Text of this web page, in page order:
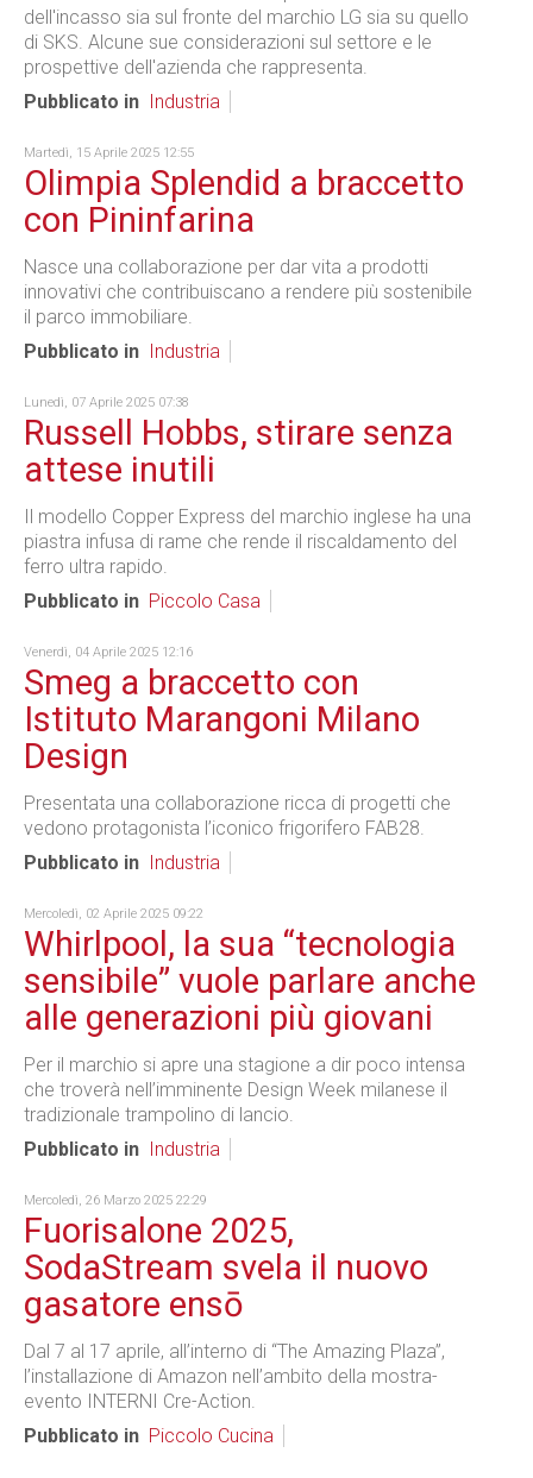
dell'incasso sia sul fronte del marchio LG sia su quello
di SKS. Alcune sue considerazioni sul settore e le
prospettive dell'azienda che rappresenta.
Pubblicato in
Industria
Martedì, 15 Aprile 2025 12:55
Olimpia Splendid a braccetto
con Pininfarina
Nasce una collaborazione per dar vita a prodotti
innovativi che contribuiscano a rendere più sostenibile
il parco immobiliare.
Pubblicato in
Industria
Lunedì, 07 Aprile 2025 07:38
Russell Hobbs, stirare senza
attese inutili
Il modello Copper Express del marchio inglese ha una
piastra infusa di rame che rende il riscaldamento del
ferro ultra rapido.
Pubblicato in Piccolo Casa
Venerdì, 04 Aprile 2025 12:16
Smeg a braccetto con
Istituto Marangoni Milano
Design
Presentata una collaborazione ricca di progetti che
vedono protagonista l’iconico frigorifero FAB28.
Pubblicato in
Industria
Mercoledì, 02 Aprile 2025 09:22
Whirlpool, la sua “tecnologia
sensibile” vuole parlare anche
alle generazioni più giovani
Per il marchio si apre una stagione a dir poco intensa
che troverà nell’imminente Design Week milanese il
tradizionale trampolino di lancio.
Pubblicato in
Industria
Mercoledì, 26 Marzo 2025 22:29
Fuorisalone 2025,
SodaStream svela il nuovo
gasatore ensō
Dal 7 al 17 aprile, all’interno di “The Amazing Plaza”,
l’installazione di Amazon nell’ambito della mostra-
evento INTERNI Cre-Action.
Pubblicato in Piccolo Cucina